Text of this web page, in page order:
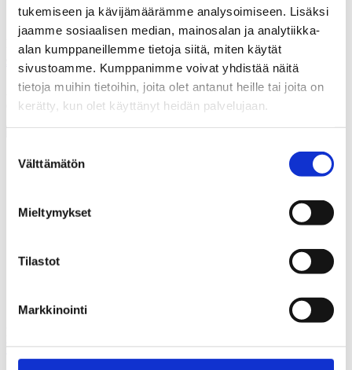
tukemiseen ja kävijämäärämme analysoimiseen. Lisäksi
jaamme sosiaalisen median, mainosalan ja analytiikka-
alan kumppaneillemme tietoja siitä, miten käytät
sivustoamme. Kumppanimme voivat yhdistää näitä
tietoja muihin tietoihin, joita olet antanut heille tai joita on
kerätty, kun olet käyttänyt heidän palvelujaan.
valinta
Välttämätön
Mieltymykset
Tilastot
Markkinointi
Rautatiemuseon puistoa ja Hangon – Hyvinkään rautatien
asemarakennus.
Asema
Alkujaan yksityisen Hangon – Hyvinkään rautatien asemarakennus
on 1800-luvun asussa…
Veturitalli